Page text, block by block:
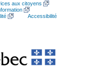
aux citoyens
Accessibilité